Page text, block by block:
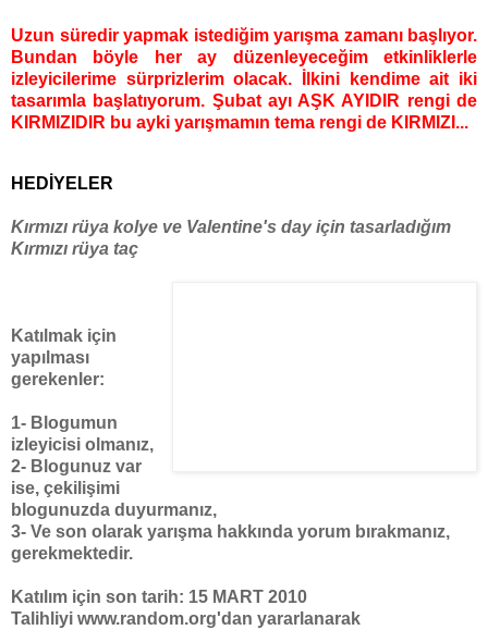
Uzun süredir yapmak istediğim yarışma zamanı başlıyor.
Bundan böyle her ay düzenleyeceğim etkinliklerle
izleyicilerime sürprizlerim olacak. İlkini kendime ait iki
tasarımla başlatıyorum. Şubat ayı AŞK AYIDIR rengi de
KIRMIZIDIR bu ayki yarışmamın tema rengi de KIRMIZI...
HEDİYELER
Kırmızı rüya kolye ve Valentine's day için tasarladığım
Kırmızı rüya taç
Katılmak için
yapılması
gerekenler:
1- Blogumun
izleyicisi olmanız,
2- Blogunuz var
ise, çekilişimi
blogunuzda duyurmanız,
3- Ve son olarak yarışma hakkında yorum bırakmanız,
gerekmektedir.
Katılım için son tarih: 15 MART 2010
Talihliyi www.random.org'dan yararlanarak